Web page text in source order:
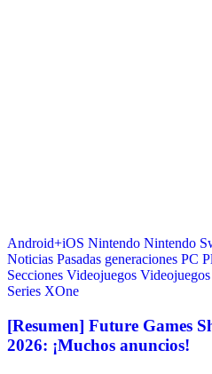
Android+iOS Nintendo Nintendo
Noticias Pasadas generaciones PC
Secciones Videojuegos
Series XOne
[Resumen] Future Games
2026: ¡Muchos anuncios!